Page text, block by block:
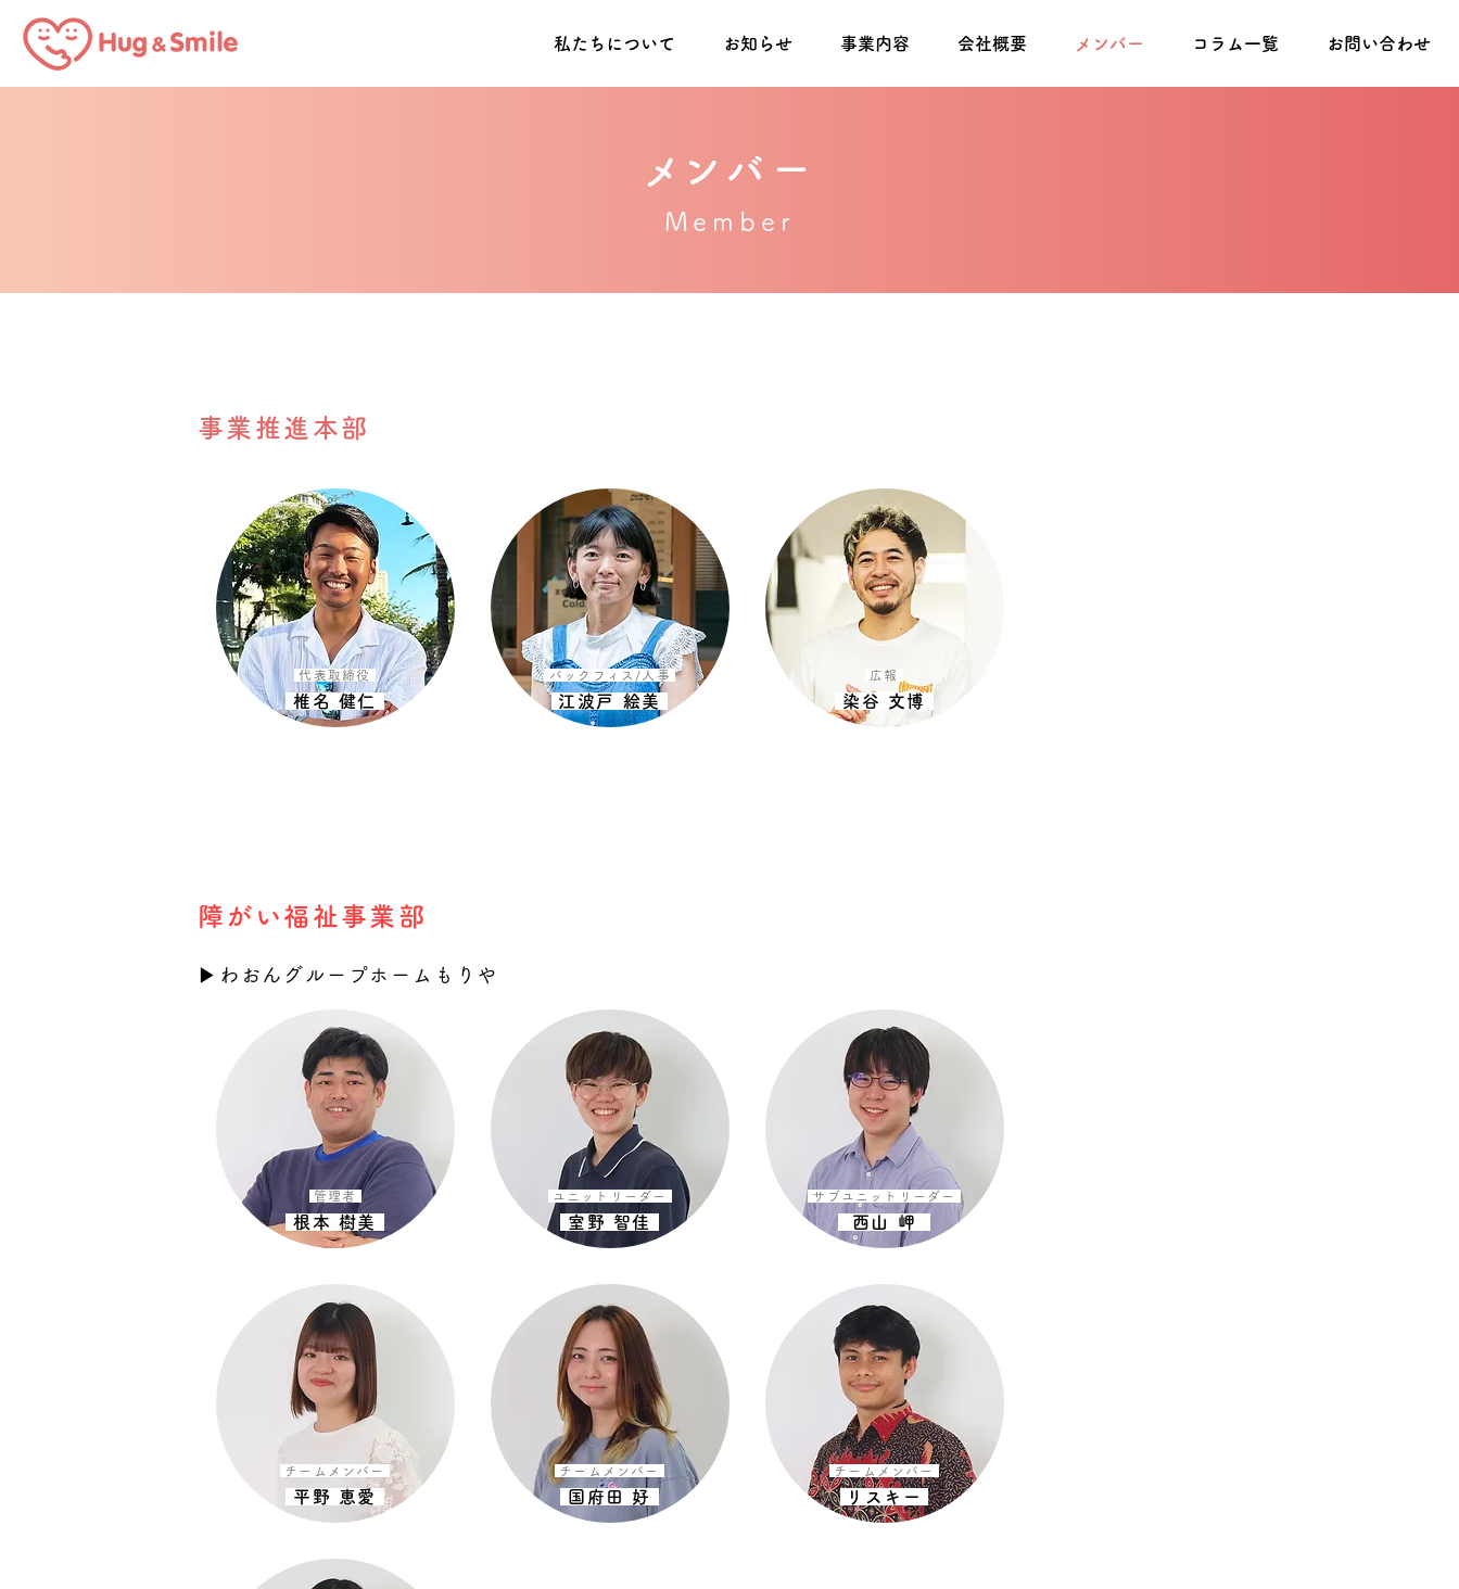
私たちについて お知らせ 事業内容 会社概要 メンバー コラム一覧 お問い合わせ
​メンバー
Member
事業推進本部
代表取締役
椎名 健仁
バックフィス/人事
江波戸 絵美
広報
染谷 文博
障がい福祉事業部
▶︎わおんグループホームもりや
管理者
根本 樹美
チームメンバー
平野 恵愛
ユニットリーダー
室野 智佳
チームメンバー
国府田 好
サブユニットリーダー
西山 岬
チームメンバー
リスキー